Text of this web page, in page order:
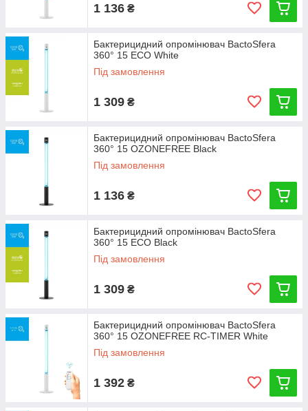
1 136 ₴
Бактерицидний опромінювач BactoSfera
360° 15 ECO White
Під замовлення
1 309 ₴
Бактерицидний опромінювач BactoSfera
360° 15 OZONEFREE Black
Під замовлення
1 136 ₴
Бактерицидний опромінювач BactoSfera
360° 15 ECO Black
Під замовлення
1 309 ₴
Бактерицидний опромінювач BactoSfera
360° 15 OZONEFREE RC-TIMER White
Під замовлення
1 392 ₴